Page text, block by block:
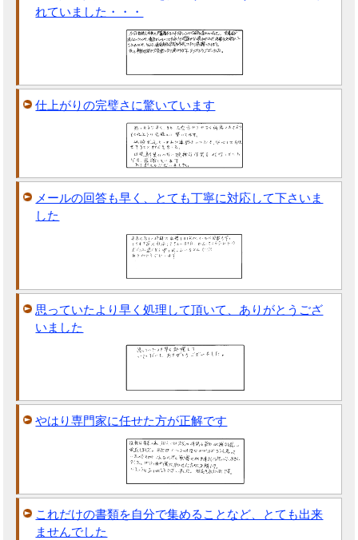
れていました・・・
仕上がりの完璧さに驚いています
メールの回答も早く、とても丁寧に対応して下さいま
した
思っていたより早く処理して頂いて、ありがとうござ
いました
やはり専門家に任せた方が正解です
これだけの書類を自分で集めることなど、とても出来
ませんでした